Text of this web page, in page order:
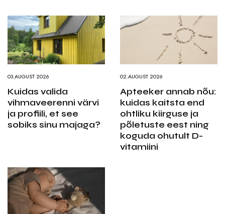
03.AUGUST 2026
Kuidas valida
vihmaveerenni värvi
ja profiili, et see
sobiks sinu majaga?
02.AUGUST 2026
Apteeker annab nõu:
kuidas kaitsta end
ohtliku kiirguse ja
põletuste eest ning
koguda ohutult D-
vitamiini